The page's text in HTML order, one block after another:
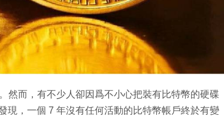
然而，有不少人卻因爲不小心把裝有比特幣的硬碟
現，一個 7 年沒有任何活動的比特幣帳戶終於有變